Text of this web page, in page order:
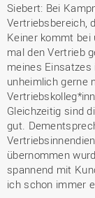
Siebert: Bei
Vertriebsbereich,
Keiner kommt bei
mal den Vertrieb
meines
unheimlich gerne
Gleichzeitig sind
gut.
übernommen
spannend mit
ich schon immer